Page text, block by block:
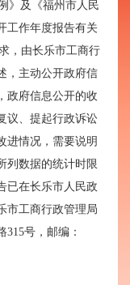
》及《福州市人民
工作年度报告有关
，由长乐市工商行
，主动公开政府信
政府信息公开的收
议、提起行政诉讼
进情况，需要说明
列数据的统计时限
已在长乐市人民政
市工商行政管理局
号，邮编：